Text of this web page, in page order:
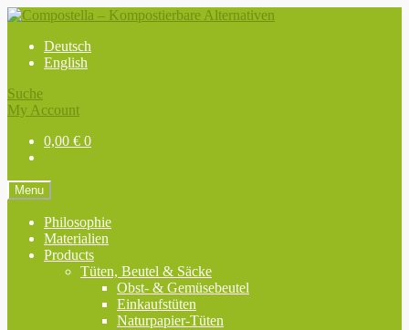
Skip
navigation
Skip
contentDeutsch
English
Suche
My Account
0,00 € 0
Menu
Philosophie
Materialien
Products
Tüten, Beutel & Säcke
Obst- & Gemüsebeutel
Einkaufstüten
Naturpapier-Tüten